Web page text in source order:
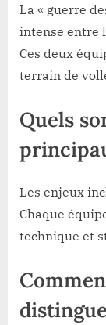
La « guerre
intense entre
Ces deux
terrain de
Quels
Les enjeux
Chaque
technique et